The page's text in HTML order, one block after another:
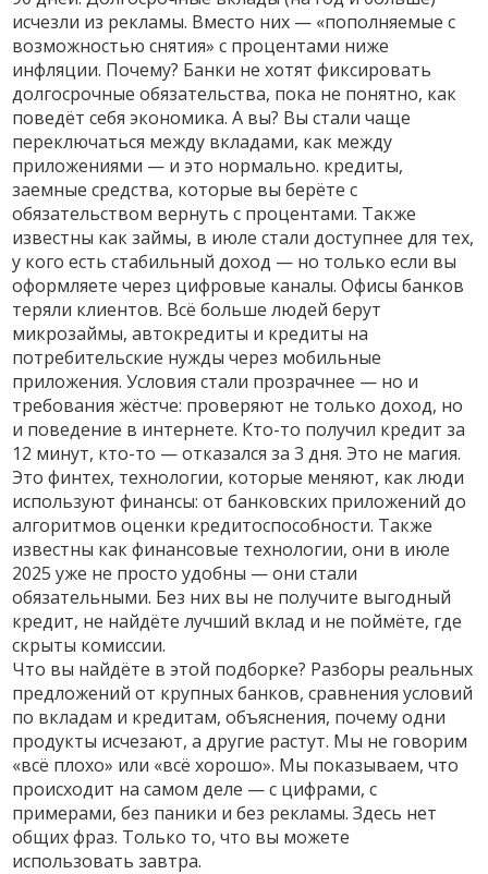
исчезли из рекламы. Вместо них — «пополняемые с
возможностью снятия» с процентами ниже
инфляции. Почему? Банки не хотят фиксировать
долгосрочные обязательства, пока не понятно, как
поведёт себя экономика. А вы? Вы стали чаще
переключаться между вкладами, как между
приложениями — и это нормально. кредиты,
заемные средства, которые вы берёте с
обязательством вернуть с процентами. Также
известны какзаймы, в июле стали доступнее для тех,
у кого есть стабильный доход — но только если вы
оформляете через цифровые каналы. Офисы банков
теряли клиентов. Всё больше людей берут
микрозаймы, автокредиты и кредиты на
потребительские нужды через мобильные
приложения. Условия стали прозрачнее — но и
требования жёстче: проверяют не только доход, но
и поведение в интернете. Кто-то получил кредит за
12 минут, кто-то — отказался за 3 дня. Это не магия.
Этофинтех, технологии, которые меняют, как люди
используют финансы: от банковских приложений до
алгоритмов оценки кредитоспособности. Также
известны какфинансовые технологии, они в июле
2025 уже не просто удобны — они стали
обязательными. Без них вы не получите выгодный
кредит, не найдёте лучший вклад и не поймёте, где
скрыты комиссии.
Что вы найдёте в этой подборке? Разборы реальных
предложений от крупных банков, сравнения условий
по вкладам и кредитам, объяснения, почему одни
продукты исчезают, а другие растут. Мы не говорим
«всё плохо» или «всё хорошо». Мы показываем, что
происходит на самом деле — с цифрами, с
примерами, без паники и без рекламы. Здесь нет
общих фраз. Только то, что вы можете
использовать завтра.